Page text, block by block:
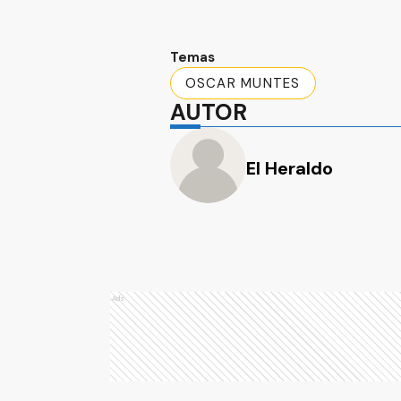
Temas
OSCAR MUNTES
AUTOR
El Heraldo
Ads